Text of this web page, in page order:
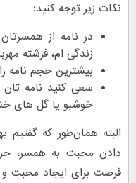
نکات زیر توجه کنید:
در نامه از
زندگی ام،‌ فرشته
بیشترین حجم نامه
سعی کنید نامه تان
خوشبو یا گل های
البته همان‌طور که گفتیم
دادن محبت به همسر،
فرصت برای ایجاد محبت و